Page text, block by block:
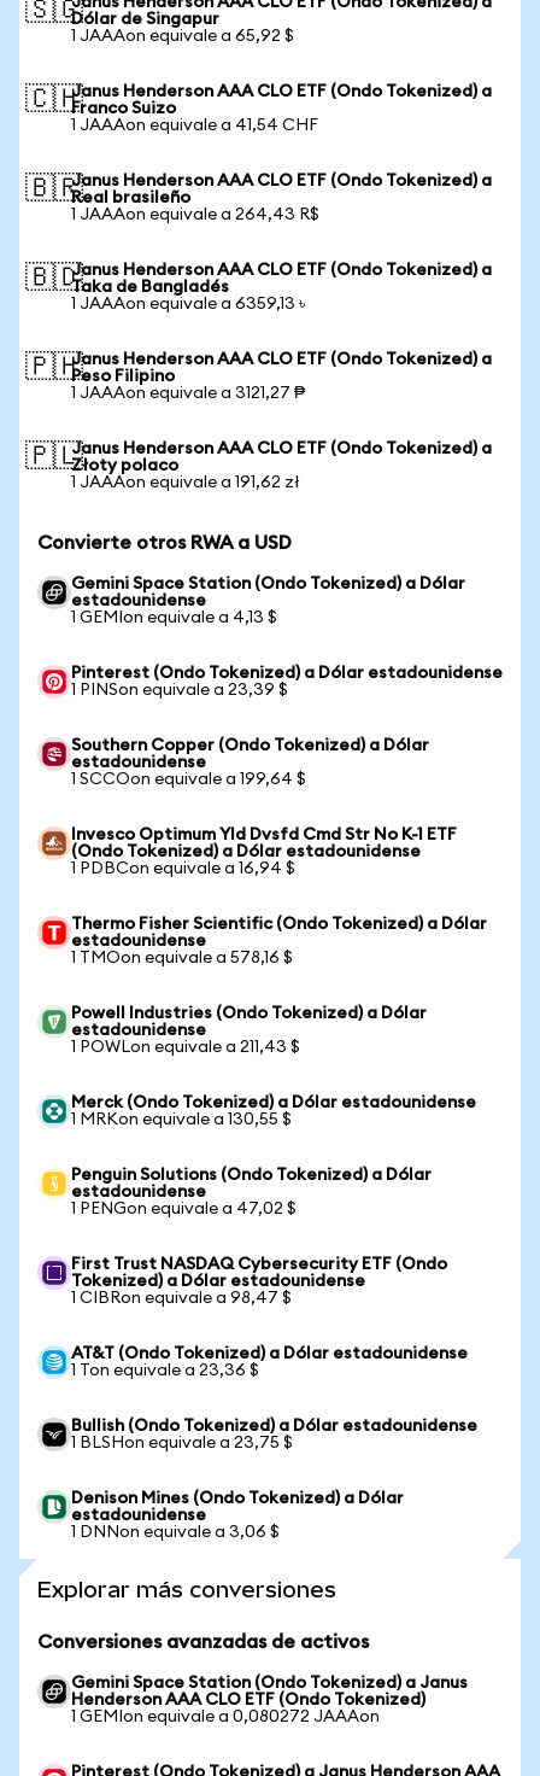
🇸🇬Dólar de Singapur
1 JAAAon equivale a 65,92 $
🇨🇭Janus Henderson AAA CLO ETF (Ondo Tokenized) a
Franco Suizo
1 JAAAon equivale a 41,54 CHF
🇧🇷Janus Henderson AAA CLO ETF (Ondo Tokenized) a
Real brasileño
1 JAAAon equivale a 264,43 R$
🇧🇩Janus Henderson AAA CLO ETF (Ondo Tokenized) a
Taka de Bangladés
1 JAAAon equivale a 6359,13 ৳
🇵🇭Janus Henderson AAA CLO ETF (Ondo Tokenized) a
Peso Filipino
1 JAAAon equivale a 3121,27 ₱
🇵🇱Janus Henderson AAA CLO ETF (Ondo Tokenized) a
Złoty polaco
1 JAAAon equivale a 191,62 zł
Convierte otros RWA a USD
Gemini Space Station (Ondo Tokenized) a Dólar
estadounidense
1 GEMIon equivale a 4,13 $
Pinterest (Ondo Tokenized) a Dólar estadounidense
1 PINSon equivale a 23,39 $
Southern Copper (Ondo Tokenized) a Dólar
estadounidense
1 SCCOon equivale a 199,64 $
Invesco Optimum Yld Dvsfd Cmd Str No K-1 ETF
(Ondo Tokenized) a Dólar estadounidense
1 PDBCon equivale a 16,94 $
Thermo Fisher Scientific (Ondo Tokenized) a Dólar
estadounidense
1 TMOon equivale a 578,16 $
Powell Industries (Ondo Tokenized) a Dólar
estadounidense
1 POWLon equivale a 211,43 $
Merck (Ondo Tokenized) a Dólar estadounidense
1 MRKon equivale a 130,55 $
Penguin Solutions (Ondo Tokenized) a Dólar
estadounidense
1 PENGon equivale a 47,02 $
First Trust NASDAQ Cybersecurity ETF (Ondo
Tokenized) a Dólar estadounidense
1 CIBRon equivale a 98,47 $
AT&T (Ondo Tokenized) a Dólar estadounidense
1 Ton equivale a 23,36 $
Bullish (Ondo Tokenized) a Dólar estadounidense
1 BLSHon equivale a 23,75 $
Denison Mines (Ondo Tokenized) a Dólar
estadounidense
1 DNNon equivale a 3,06 $
Explorar más conversiones
Conversiones avanzadas de activos
Gemini Space Station (Ondo Tokenized) a Janus
Henderson AAA CLO ETF (Ondo Tokenized)
1 GEMIon equivale a 0,080272 JAAAon
Pinterest (Ondo Tokenized) a Janus Henderson AAA